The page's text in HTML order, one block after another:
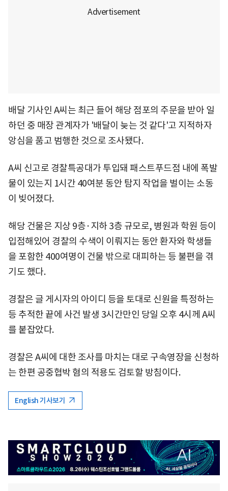
배달 기사인 A씨는 최근 들어 해당 점포의 주문을 받아 일
하던 중 매장 관계자가 '배달이 늦는 것 같다'고 지적하자
앙심을 품고 범행한 것으로 조사됐다.
A씨 신고로 경찰특공대가 투입돼 패스트푸드점 내에 폭발
물이 있는지 1시간 40여분 동안 탐지 작업을 벌이는 소동
이 빚어졌다.
해당 건물은 지상 9층·지하 3층 규모로, 병원과 학원 등이
입점해있어 경찰의 수색이 이뤄지는 동안 환자와 학생들
을 포함한 400여명이 건물 밖으로 대피하는 등 불편을 겪
기도 했다.
경찰은 글 게시자의 아이디 등을 토대로 신원을 특정하는
등 추적한 끝에 사건 발생 3시간만인 당일 오후 4시께 A씨
를 붙잡았다.
경찰은 A씨에 대한 조사를 마치는 대로 구속영장을 신청하
는 한편 공중협박 혐의 적용도 검토할 방침이다.
English 기사보기